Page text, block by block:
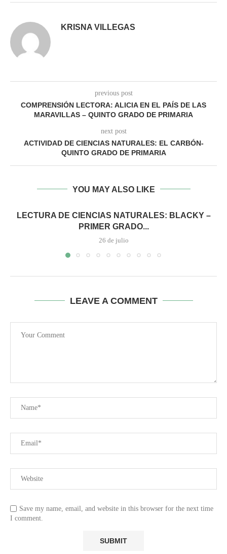
KRISNA VILLEGAS
previous post
COMPRENSIÓN LECTORA: ALICIA EN EL PAÍS DE LAS
MARAVILLAS – QUINTO GRADO DE PRIMARIA
next post
ACTIVIDAD DE CIENCIAS NATURALES: EL CARBÓN-
QUINTO GRADO DE PRIMARIA
YOU MAY ALSO LIKE
LECTURA DE CIENCIAS NATURALES: BLACKY –
PRIMER GRADO...
26 de julio
LEAVE A COMMENT
Save my name, email, and website in this browser for the next time
I comment.